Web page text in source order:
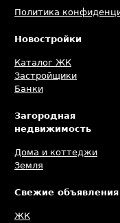
Политика
Новостройки
Каталог ЖК
Застройщики
Банки
Загородная
недвижимость
Дома и коттеджи
Земля
Свежие объявления
ЖК